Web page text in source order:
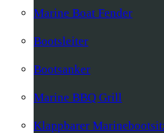
Marine Boat Fender
Bootsleiter
Bootsanker
Marine BBQ Grill
Klappbarer